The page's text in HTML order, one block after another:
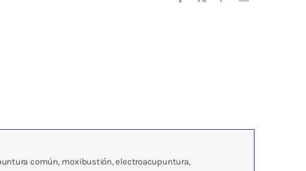
común, moxibustión, electroacupuntura,